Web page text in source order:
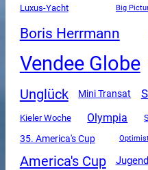
Luxus-Yacht Big
Boris Herrmann
Vendee Globe
Unglück Mini Transat
Kieler Woche Olympia
35. America's Cup
America's Cup